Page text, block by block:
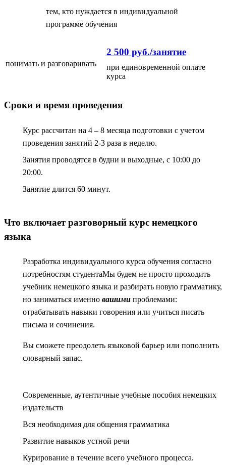
тем, кто нуждается в индивидуальной
программе обучения
понимать и разговаривать
2 500 руб./занятие
при единовременной оплате
курса
Сроки и время проведения
Курс рассчитан на 4 – 8 месяца подготовки с учетом
проведения занятий 2-3 раза в неделю.
Занятия проводятся в будни и выходные, с 10:00 до
20:00.
Занятие длится 60 минут.
Что включает разговорный курс немецкого
языка
Разработка индивидуального курса обучения согласно
потребностям студентаМы будем не просто проходить
учебник немецкого языка и разбирать новую грамматику,
но заниматься именно вашими проблемами:
отрабатывать навыки говорения или учиться писать
письма и сочинения.
Вы сможете преодолеть языковой барьер или пополнить
словарный запас.
Современные, аутентичные учебные пособия немецких
издательств
Вся необходимая для общения грамматика
Развитие навыков устной речи
Курирование в течение всего учебного процесса.